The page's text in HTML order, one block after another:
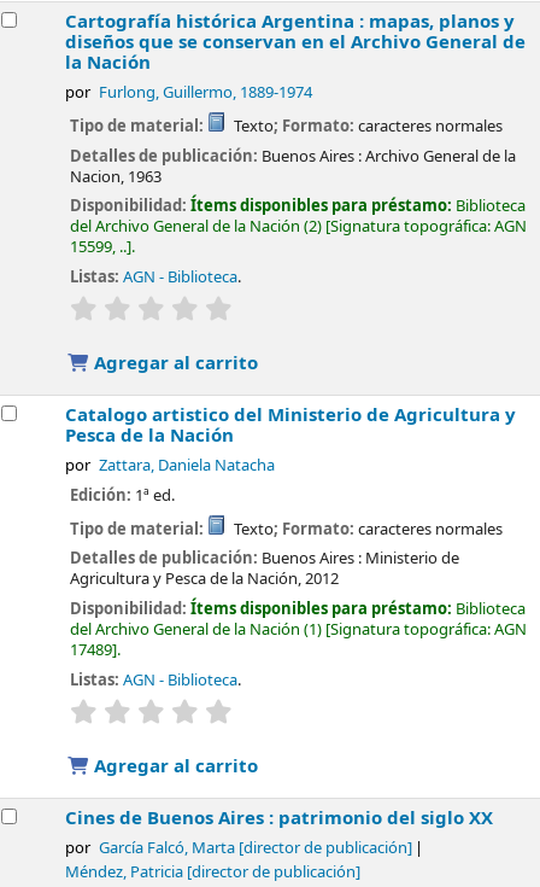
Cartografía histórica Argentina : mapas, planos y
diseños que se conservan en el Archivo General de
la Nación
por Furlong, Guillermo, 1889-1974
Tipo de material: Texto; Formato: caracteres normales
Detalles de publicación: Buenos Aires :Archivo General de la
Nacion, 1963
Disponibilidad:Ítems disponibles para préstamo: Biblioteca
del Archivo General de la Nación (2) Signatura topográfica:AGN
15599, .. .
Listas: AGN - Biblioteca.
valoración
Agregar al carrito
Catalogo artistico del Ministerio de Agricultura y
Pesca de la Nación
por Zattara, Daniela Natacha
Edición: 1ª ed.
Tipo de material:
Texto; Formato: caracteres normales
Detalles de publicación: Buenos Aires : Ministerio de
Agricultura y Pesca de la Nación,2012
Disponibilidad:Ítems disponibles para préstamo: Biblioteca
del Archivo General de la Nación (1) Signatura topográfica:AGN
17489 .
Listas: AGN - Biblioteca.
valoración
Agregar al carrito
Cines de Buenos Aires : patrimonio del siglo XX
por García Falcó, Marta[director de publicación]
Méndez, Patricia [director de publicación]